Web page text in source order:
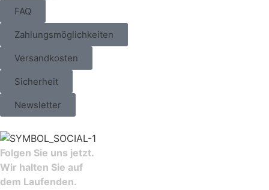
FAQ
Zahlungsmöglichkeiten
Versandkosten
Sicherheit
Newsletter
Folgen Sie uns jetzt.
Wir halten Sie auf
dem Laufenden.